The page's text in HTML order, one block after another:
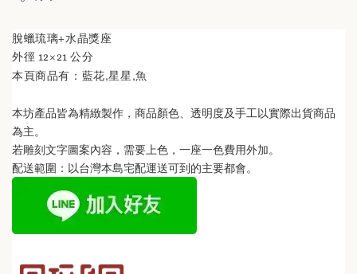
脫蠟琉璃+水晶獎座
外徑 12×21 公分
本頁商品有：藍花,星星,魚
本坊產品皆為精緻製作，商品顏色、透明度及手工以實際出貨商品
為主。
若雕刻文字圖案內容，需要上色，一座一色費用外加。
配送範圍：以台灣本島宅配運送可到的主要都會。